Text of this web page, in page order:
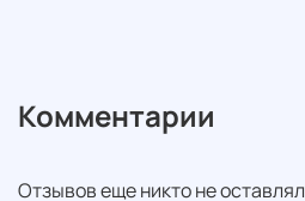
Комментарии
Отзывов еще никто не оставлял